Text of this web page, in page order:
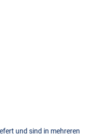
und sind in mehreren